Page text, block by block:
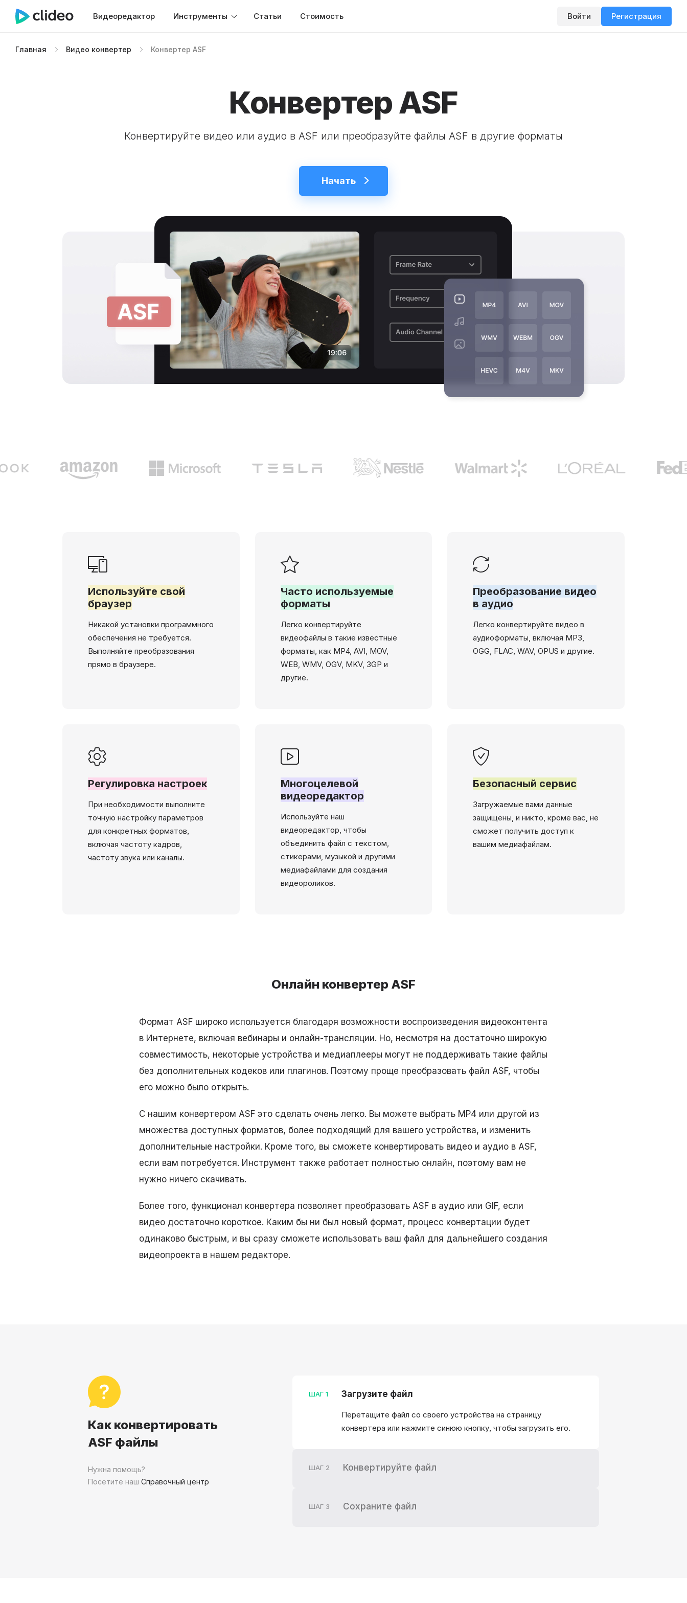
Видеоредактор Инструменты Статьи Стоимость Войти Регистрация
Главная Видео конвертер Конвертер ASF
Конвертер ASF
Конвертируйте видео или аудио в ASF или преобразуйте файлы ASF в другие форматы
Начать
Используйте свой
браузер
Никакой установки программного
обеспечения не требуется.
Выполняйте преобразования
прямо в браузере.
Часто используемые
форматы
Легко конвертируйте
видеофайлы в такие известные
форматы, как MP4, AVI, MOV,
WEB, WMV, OGV, MKV, 3GP и
другие.
Преобразование видео
в аудио
Легко конвертируйте видео в
аудиоформаты, включая MP3,
OGG, FLAC, WAV, OPUS и другие.
Регулировка настроек
При необходимости выполните
точную настройку параметров
для конкретных форматов,
включая частоту кадров,
частоту звука или каналы.
Многоцелевой
видеоредактор
Используйте наш
видеоредактор, чтобы
объединить файл с текстом,
стикерами, музыкой и другими
медиафайлами для создания
видеороликов.
Безопасный сервис
Загружаемые вами данные
защищены, и никто, кроме вас, не
сможет получить доступ к
вашим медиафайлам.
Онлайн конвертер ASF
Формат ASF широко используется благодаря возможности воспроизведения видеоконтента
в Интернете, включая вебинары и онлайн-трансляции. Но, несмотря на достаточно широкую
совместимость, некоторые устройства и медиаплееры могут не поддерживать такие файлы
без дополнительных кодеков или плагинов. Поэтому проще преобразовать файл ASF, чтобы
его можно было открыть.
С нашим конвертером ASF это сделать очень легко. Вы можете выбрать MP4 или другой из
множества доступных форматов, более подходящий для вашего устройства, и изменить
дополнительные настройки. Кроме того, вы сможете конвертировать видео и аудио в ASF,
если вам потребуется. Инструмент также работает полностью онлайн, поэтому вам не
нужно ничего скачивать.
Более того, функционал конвертера позволяет преобразовать ASF в аудио или GIF, если
видео достаточно короткое. Каким бы ни был новый формат, процесс конвертации будет
одинаково быстрым, и вы сразу сможете использовать ваш файл для дальнейшего создания
видеопроекта в нашем редакторе.
Как конвертировать
ASF файлы
Нужна помощь?
Посетите наш Справочный центр
ШАГ 1 Загрузите файл
Перетащите файл со своего устройства на страницу
конвертера или нажмите синюю кнопку, чтобы загрузить его.
ШАГ 2 Конвертируйте файл
ШАГ 3 Сохраните файл